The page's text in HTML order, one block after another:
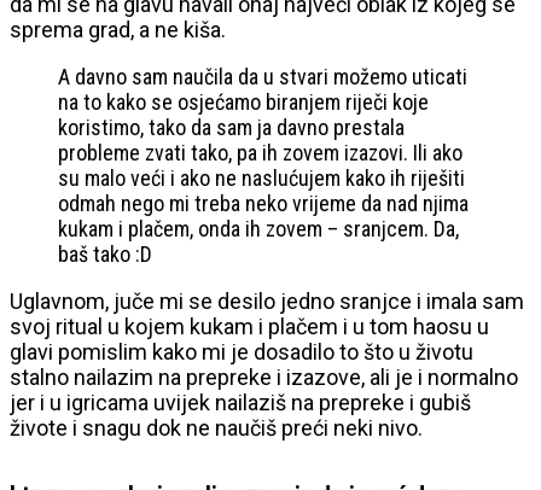
sprema grad, a ne kiša.
A davno sam naučila da u stvari možemo uticati
na to kako se osjećamo biranjem riječi koje
koristimo, tako da sam ja davno prestala
probleme zvati tako, pa ih zovem izazovi. Ili ako
su malo veći i ako ne naslućujem kako ih riješiti
odmah nego mi treba neko vrijeme da nad njima
kukam i plačem, onda ih zovem – sranjcem. Da,
baš tako :D
Uglavnom, juče mi se desilo jedno sranjce i imala sam
svoj ritual u kojem kukam i plačem i u tom haosu u
glavi pomislim kako mi je dosadilo to što u životu
stalno nailazim na prepreke i izazove, ali je i normalno
jer i u igricama uvijek nailaziš na prepreke i gubiš
živote i snagu dok ne naučiš preći neki nivo.